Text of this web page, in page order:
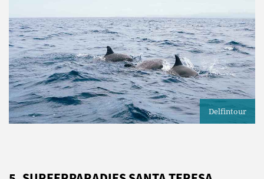
Delfintour